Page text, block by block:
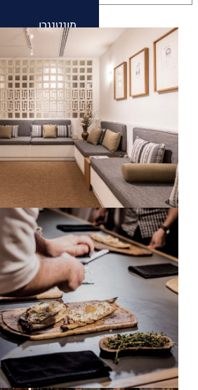
מונטנגרו
סיישל
חבילות נופש
חבילות נופש
חבילות נופש
חופשות הכל
חבילות למשפחות
מלונות
חבילות נופש
וקפריסין
חבילות נופש
חבילות לקפריסין